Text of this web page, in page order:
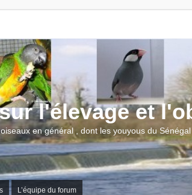
l'élevage et
en général , dont les youyous du
L’équipe du forum